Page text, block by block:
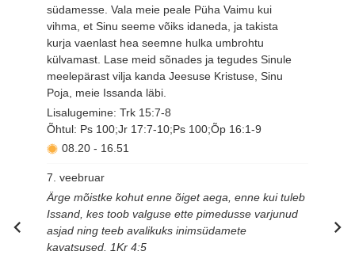
südamesse. Vala meie peale Püha Vaimu kui
vihma, et Sinu seeme võiks idaneda, ja takista
kurja vaenlast hea seemne hulka umbrohtu
külvamast. Lase meid sõnades ja tegudes Sinule
meelepärast vilja kanda Jeesuse Kristuse, Sinu
Poja, meie Issanda läbi.
Lisalugemine: Trk 15:7-8
Õhtul: Ps 100;Jr 17:7-10;Ps 100;Õp 16:1-9
08.20 - 16.51
7. veebruar
Ärge mõistke kohut enne õiget aega, enne kui tuleb
Issand, kes toob valguse ette pimedusse varjunud
asjad ning teeb avalikuks inimsüdamete
kavatsused. 1Kr 4:5